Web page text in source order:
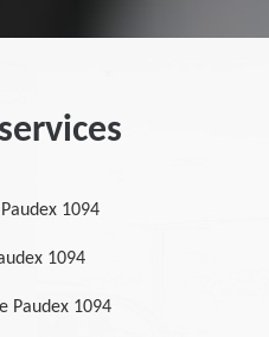
1094
1094
Paudex 1094